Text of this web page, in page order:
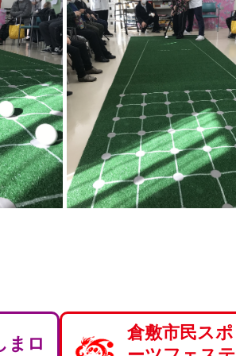
まロ
倉敷市民スポ